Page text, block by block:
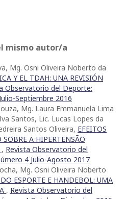
mismo autor/a
Mg. Osni Oliveira Noberto da
Y EL TDAH: UNA REVISIÓN
Observatorio del Deporte:
Septiembre 2016
Mg. Laura Emmanuela Lima
Santos, Lic. Lucas Lopes da
Santos Oliveira, EFEITOS
A HIPERTENSÃO
, Revista Observatorio del
4 Julio-Agosto 2017
Mg. Osni Oliveira Noberto
ESPORTE E HANDEBOL: UMA
, Revista Observatorio del